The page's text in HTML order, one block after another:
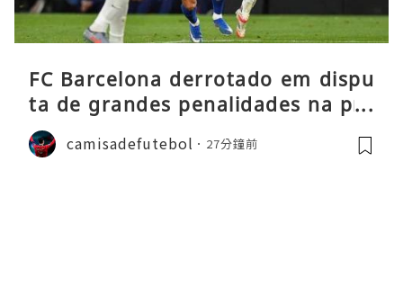
FC Barcelona derrotado em dispu
ta de grandes penalidades na pré
-época
camisadefutebol 27分鐘前